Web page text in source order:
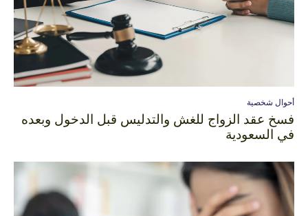
أحوال شخصية
فسخ عقد الزواج للغش والتدليس قبل الدخول وبعده
في السعودية